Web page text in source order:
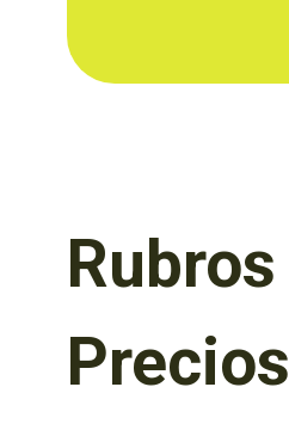
Rubros
Precios